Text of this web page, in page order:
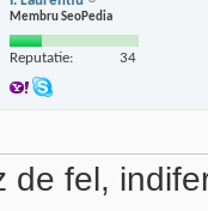
Membru SeoPedia
Reputatie: 34
de fel,